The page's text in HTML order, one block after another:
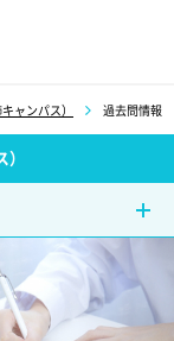
ャンパス） 過去問情報